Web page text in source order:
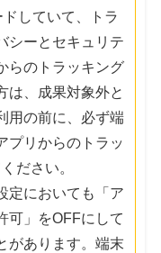
していて、トラ
シーとセキュリテ
らのトラッキング
は、成果対象外と
用の前に、必ず端
プリからのトラッ
ださい。
定においても「ア
可」をOFFにして
があります。端末